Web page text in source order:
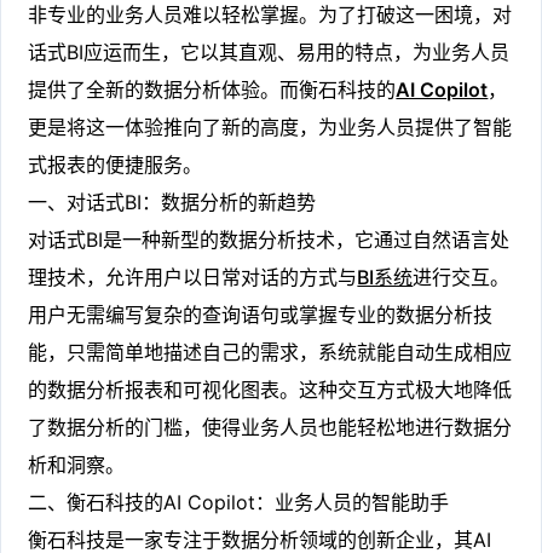
非专业的业务人员难以轻松掌握。为了打破这一困境，对
话式BI应运而生，它以其直观、易用的特点，为业务人员
提供了全新的数据分析体验。而衡石科技的AI Copilot，
更是将这一体验推向了新的高度，为业务人员提供了智能
式报表的便捷服务。
一、对话式BI：数据分析的新趋势
对话式BI是一种新型的数据分析技术，它通过自然语言处
理技术，允许用户以日常对话的方式与BI系统进行交互。
用户无需编写复杂的查询语句或掌握专业的数据分析技
能，只需简单地描述自己的需求，系统就能自动生成相应
的数据分析报表和可视化图表。这种交互方式极大地降低
了数据分析的门槛，使得业务人员也能轻松地进行数据分
析和洞察。
二、衡石科技的AI Copilot：业务人员的智能助手
衡石科技是一家专注于数据分析领域的创新企业，其AI